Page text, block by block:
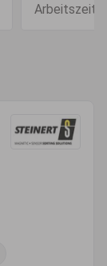
Arbeitszeit